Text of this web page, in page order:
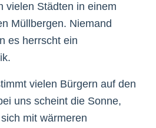
vielen Städten in einem
Müllbergen. Niemand
es herrscht ein
vielen Bürgern auf den
uns scheint die Sonne,
mit wärmeren